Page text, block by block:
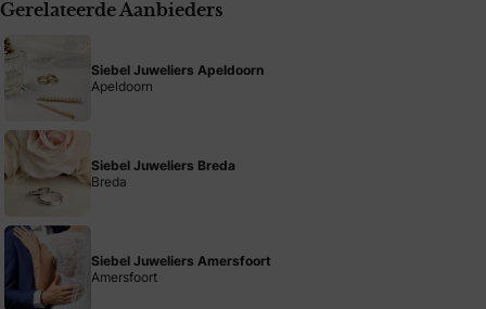
Gerelateerde Aanbieders
Siebel Juweliers Apeldoorn
Apeldoorn
Siebel Juweliers Breda
Breda
Siebel Juweliers Amersfoort
Amersfoort